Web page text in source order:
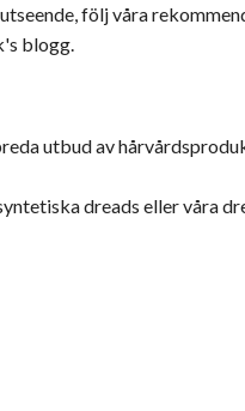
följ våra
blogg.
utbud av
dreads eller våra